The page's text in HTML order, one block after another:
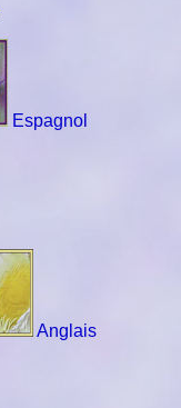
Espagnol
Anglais